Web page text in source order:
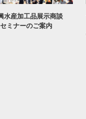
水産加工品展示商談
ミナーのご案内